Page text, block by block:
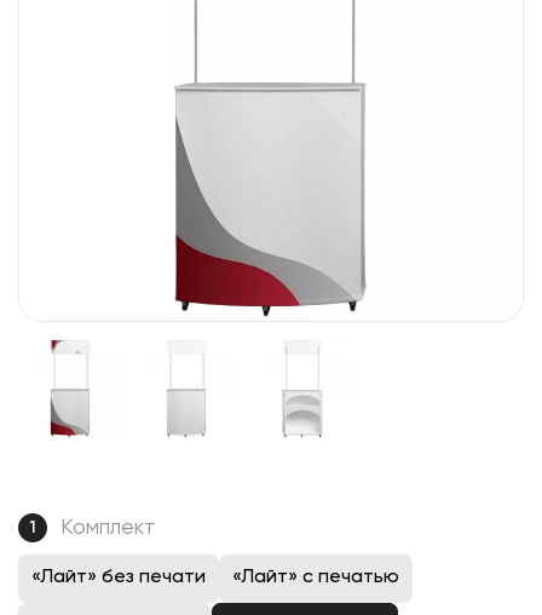
1 Комплект
«Лайт» без печати «Лайт» с печатью